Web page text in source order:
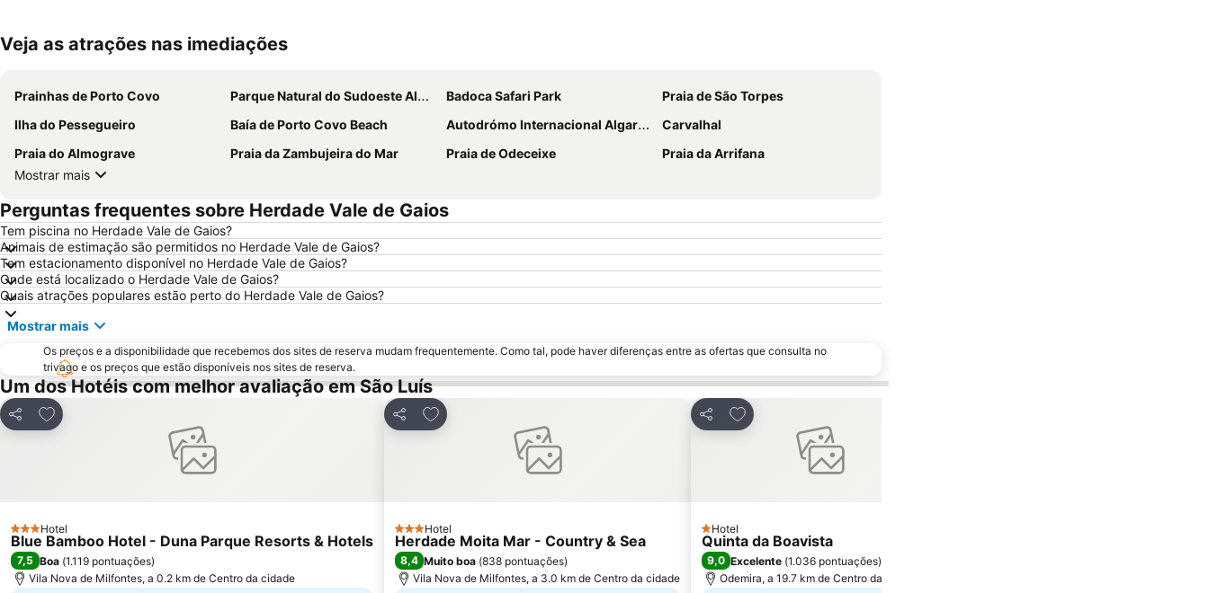
Veja as atrações nas imediações
Prainhas de Porto Covo Parque Natural do Sudoeste Alentejano e Costa Vicentina Badoca Safari Park
Praia de São Torpes
Ilha do Pessegueiro
Baía de Porto Covo Beach Autodrómo Internacional Algarve
Carvalhal
Praia do Almograve
Praia da Zambujeira do Mar Praia de Odeceixe
Praia da Arrifana
Mostrar mais
Perguntas frequentes sobre Herdade Vale de Gaios
Tem piscina no Herdade Vale de Gaios?
Animais de estimação são permitidos no Herdade Vale de Gaios?
Tem estacionamento disponível no Herdade Vale de Gaios?
Onde está localizado o Herdade Vale de Gaios?
Quais atrações populares estão perto do Herdade Vale de Gaios?
Mostrar mais
Os preços e a disponibilidade que recebemos dos sites de reserva mudam frequentemente. Como tal, pode haver diferenças entre as ofertas que consulta no
trivago e os preços que estão disponíveis nos sites de reserva.
Um dos Hotéis com melhor avaliação em São Luís
Partilhar
Adicionar aos favoritos
3 Estrelas
Hotel
Blue Bamboo Hotel - Duna Parque Resorts & Hotels
7,5 Boa (1.119 pontuações)
Vila Nova de Milfontes, a 0.2 km de Centro da cidade
Partilhar
Adicionar aos favoritos
3 Estrelas
Hotel
Herdade Moita Mar - Country & Sea
8,4 Muito boa (838 pontuações)
Vila Nova de Milfontes, a 3.0 km de Centro da cidade
Partilhar
Adicionar aos favoritos
1 Estrelas
Hotel
Quinta da Boavista
9,0 Excelente (1.036 pontuações)
Odemira, a 19.7 km de Centro da cidade